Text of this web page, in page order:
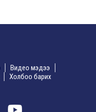
Видео мэдээ
Холбоо барих